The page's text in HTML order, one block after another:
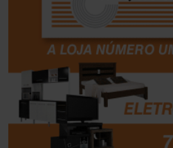
Boquira
Botuporã
Brasil
Brumado